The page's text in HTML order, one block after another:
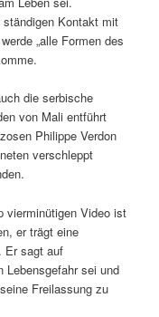
Kontakt mit
„alle Formen des
die serbische
von Mali entführt
Philippe Verdon
verschleppt
vierminütigen Video ist
er trägt eine
Er sagt auf
Lebensgefahr sei und
Freilassung zu